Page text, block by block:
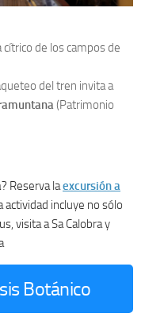
cítrico de los campos de
del tren invita a
(Patrimonio
? Reserva laexcursión a
actividad incluye no sólo
visita a Sa Calobra y
Botánico